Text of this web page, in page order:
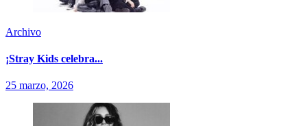
Archivo
¡Stray Kids celebra...
25 marzo, 2026